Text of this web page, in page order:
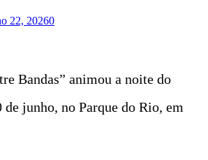
22, 20260
Bandas” animou a noite do
junho, no Parque do Rio, em